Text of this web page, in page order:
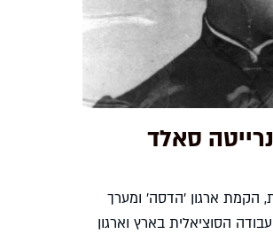
סאלד
הקמת ארגון 'הדסה' ומערך
הסוציאלית בארץ וארגון